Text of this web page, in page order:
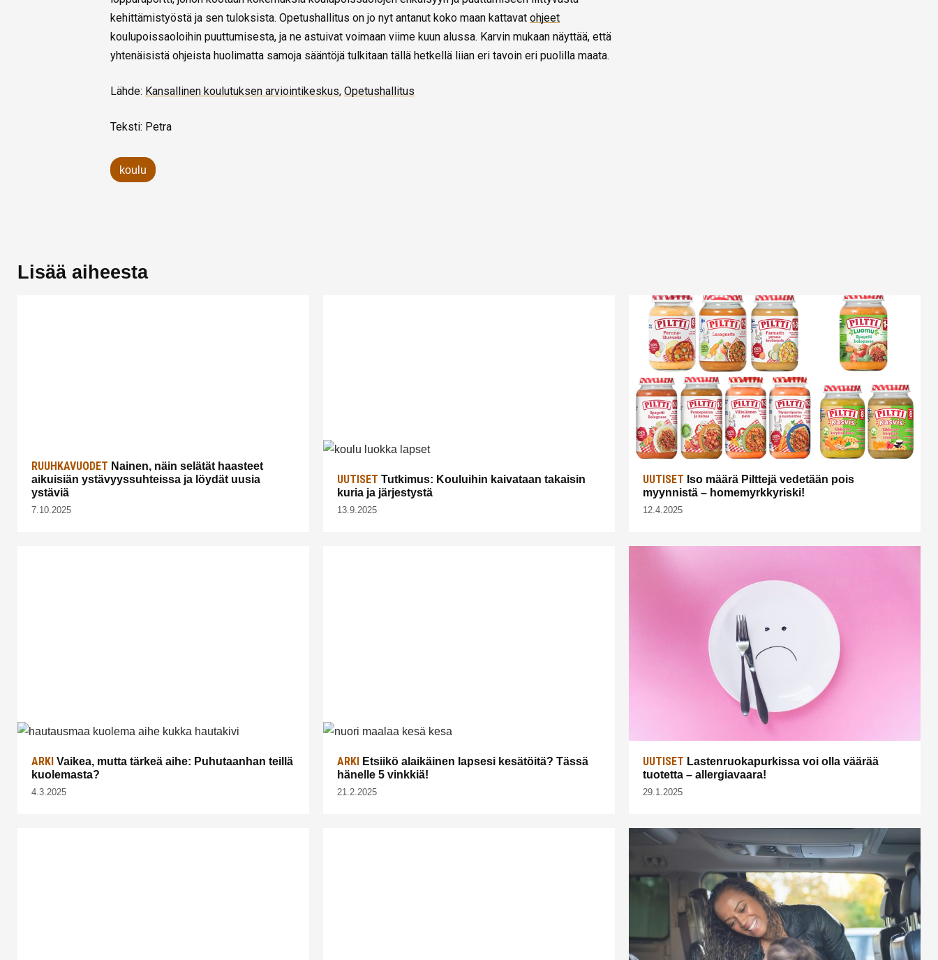
kehittämistyöstä ja sen tuloksista. Opetushallitus on jo nyt antanut koko maan kattavat ohjeet
koulupoissaoloihin puuttumisesta, ja ne astuivat voimaan viime kuun alussa. Karvin mukaan näyttää, että
yhtenäisistä ohjeista huolimatta samoja sääntöjä tulkitaan tällä hetkellä liian eri tavoin eri puolilla maata.
Lähde: Kansallinen koulutuksen arviointikeskus, Opetushallitus
Teksti: Petra
koulu
Lisää aiheesta
RUUHKAVUODET Nainen, näin selätät haasteet
aikuisiän ystävyyssuhteissa ja löydät uusia
ystäviä
7.10.2025
UUTISET Tutkimus: Kouluihin kaivataan takaisin
kuria ja järjestystä
13.9.2025
UUTISET Iso määrä Pilttejä vedetään pois
myynnistä – homemyrkkyriski!
12.4.2025
ARKI Vaikea, mutta tärkeä aihe: Puhutaanhan teillä
kuolemasta?
4.3.2025
ARKI Etsiikö alaikäinen lapsesi kesätöitä? Tässä
hänelle 5 vinkkiä!
21.2.2025
UUTISET Lastenruokapurkissa voi olla väärää
tuotetta – allergiavaara!
29.1.2025